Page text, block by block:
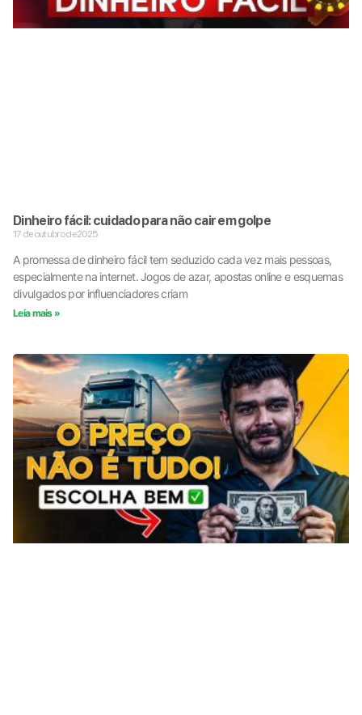
Dinheiro fácil: cuidado para não cair em golpe
17 de outubro de 2025
A promessa de dinheiro fácil tem seduzido cada vez mais pessoas,
especialmente na internet. Jogos de azar, apostas online e esquemas
divulgados por influenciadores criam
Leia mais »